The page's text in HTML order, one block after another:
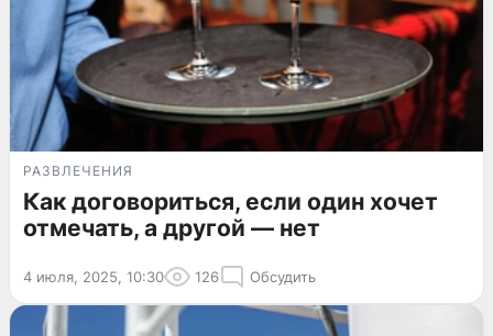
РАЗВЛЕЧЕНИЯ
Как договориться, если один хочет
отмечать, а другой — нет
4 июля, 2025, 10:30 126 Обсудить